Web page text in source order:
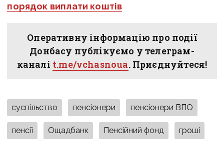
порядок виплати коштів
Оперативну інформацію про події
Донбасу публікуємо у телеграм-
каналі t.me/vchasnoua. Приєднуйтеся!
суспільство пенсіонери пенсіонери ВПО
пенсії Ощадбанк Пенсійний фонд гроші